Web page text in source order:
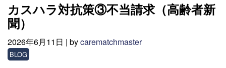
カスハラ対抗策③不当請求（高齢者新
聞）
2026年6月11日 | bycarematchmaster
BLOG